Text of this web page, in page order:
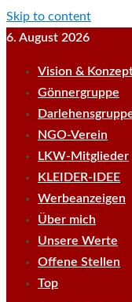
Skip to content
6. August 2026
Vision &
Gönnergruppe
NGO-Verein
LKW-Mitglieder
KLEIDER-IDEE
Werbeanzeigen
Über mich
Unsere Werte
Offene Stellen
Top